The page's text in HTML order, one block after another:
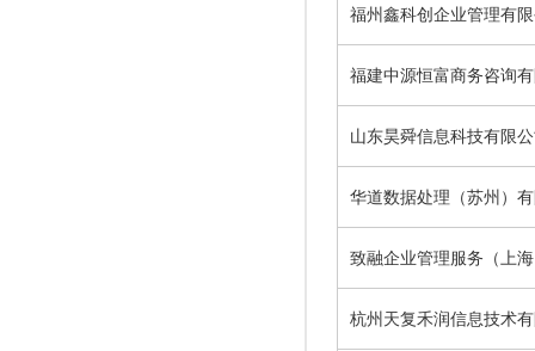
福州鑫科创企业管理有
福建中源恒富商务咨询
山东昊舜信息科技有限
华道数据处理（苏州）
致融企业管理服务（上
杭州天复禾润信息技术